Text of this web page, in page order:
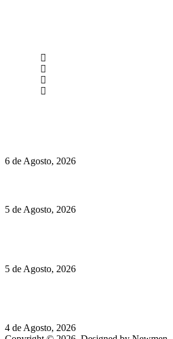
6 de Agosto, 2026
5 de Agosto, 2026
5 de Agosto, 2026
4 de Agosto, 2026